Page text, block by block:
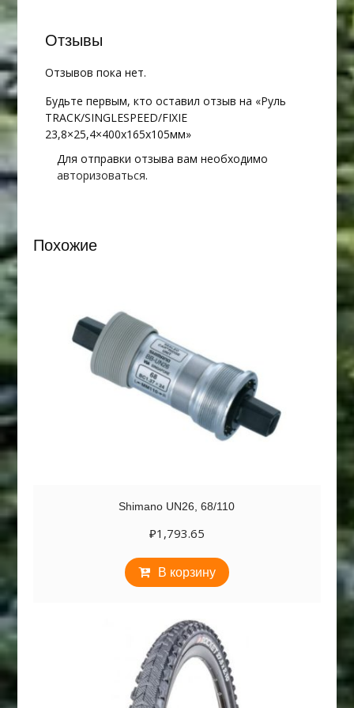
Отзывы
Отзывов пока нет.
Будьте первым, кто оставил отзыв на «Руль
TRACK/SINGLESPEED/FIXIE
23,8×25,4×400х165х105мм»
Для отправки отзыва вам необходимо
авторизоваться.
Похожие
Shimano UN26, 68/110
₽1,793.65
В корзину